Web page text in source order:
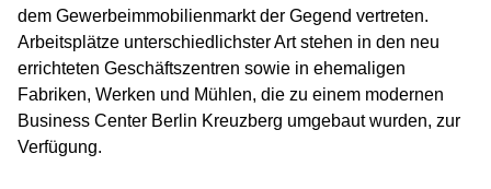
dem Gewerbeimmobilienmarkt der Gegend vertreten.
Arbeitsplätze unterschiedlichster Art stehen in den neu
errichteten Geschäftszentren sowie in ehemaligen
Fabriken, Werken und Mühlen, die zu einem modernen
Business Center Berlin Kreuzberg umgebaut wurden, zur
Verfügung.